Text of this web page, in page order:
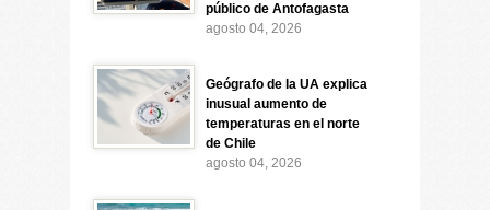
público de Antofagasta
agosto 04, 2026
Geógrafo de la UA explica
inusual aumento de
temperaturas en el norte
de Chile
agosto 04, 2026